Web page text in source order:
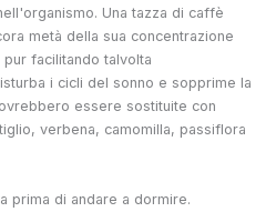
Una tazza di caffè
metà della sua concentrazione
facilitando talvolta
i cicli del sonno e sopprime la
essere sostituite con
verbena, camomilla, passiflora
prima di andare a dormire.